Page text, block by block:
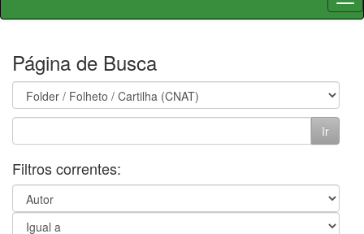
Página de Busca
Filtros correntes: